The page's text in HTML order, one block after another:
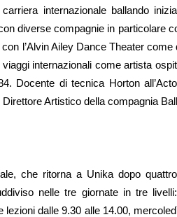
internazionale ballando
diverse compagnie in particolare
l’Alvin Ailey Dance Theater
internazionali come artista
Docente di tecnica Horton
Artistico della compagnia
che ritorna a Unika dopo
nelle tre giornate in tre
dalle 9.30 alle 14.00,